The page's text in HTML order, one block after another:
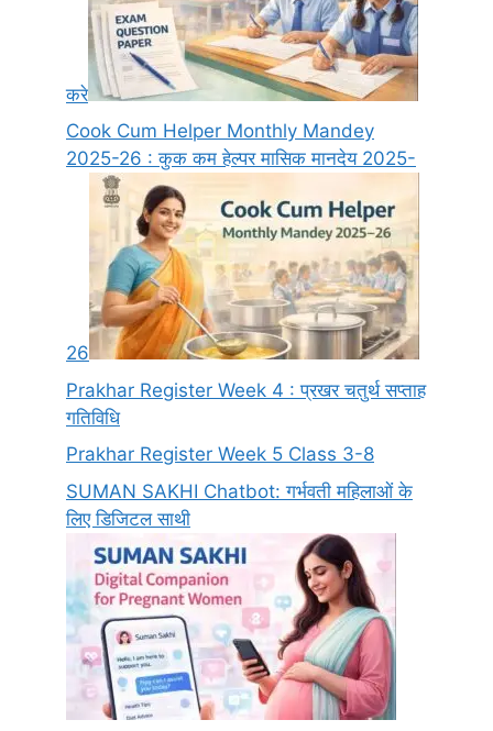
करे
Cook Cum Helper Monthly Mandey
2025-26 : कुक कम हेल्पर मासिक मानदेय 2025-
26
Prakhar Register Week 4 : प्रखर चतुर्थ सप्ताह
गतिविधि
Prakhar Register Week 5 Class 3-8
SUMAN SAKHI Chatbot: गर्भवती महिलाओं के
लिए डिजिटल साथी